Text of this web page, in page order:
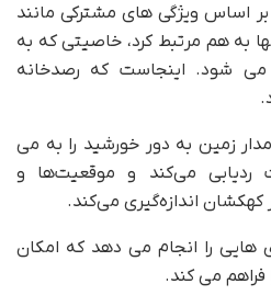
اساس ویژگی های مشترکی مانند
به هم مرتبط کرد، خاصیتی که به
می شود. اینجاست که رصدخانه
زمین به دور خورشید را به می
ردیابی می‌کند و موقعیت‌ها و
اندازه‌گیری می‌کند.
هایی را انجام می دهد که امکان
فراهم می کند.